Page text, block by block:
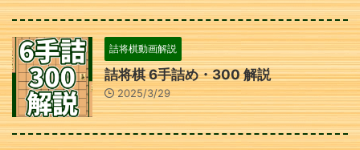
詰将棋動画解説
詰将棋 6手詰め・300 解説
2025/3/29